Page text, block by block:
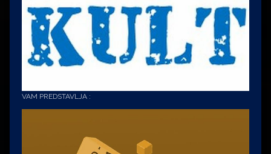
VAM PREDSTAVLJA :